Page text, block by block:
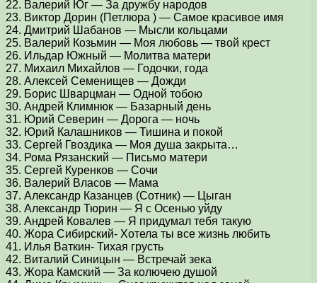
22. Валерий Юг — За дружбу народов
23. Виктор Дорин (Петлюра ) — Самое красивое имя
24. Дмитрий Шабанов — Мысли кольцами
25. Валерий Козьмин — Моя любовь — твой крест
26. Ильдар Южный — Молитва матери
27. Михаил Михайлов — Годочки, года
28. Алексей Семенищев — Дожди
29. Борис Шварцман — Одной тобою
30. Андрей Климнюк — Базарный день
31. Юрий Северин — Дорога — ночь
32. Юрий Калашников — Тишина и покой
33. Сергей Гвоздика — Моя душа закрыта…
34. Рома Рязанский — Письмо матери
35. Сергей Куренков — Сочи
36. Валерий Власов — Мама
37. Александр Казанцев (Сотник) — Цыган
38. Александр Тюрин — Я с Осенью уйду
39. Андрей Ковалев — Я придумал тебя такую
40. Жора Сибирский- Хотела ты все жизнь любить
41. Илья Ваткин- Тихая грусть
42. Виталий Синицын — Встречай зека
43. Жора Камский — За колючею душой